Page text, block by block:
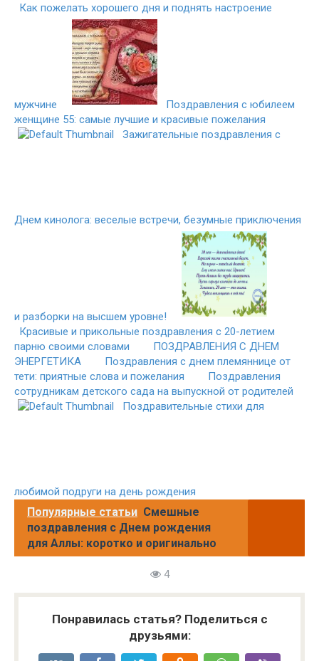
Как пожелать хорошего дня и поднять настроение
мужчине
Поздравления с юбилеем
женщине 55: самые лучшие и красивые пожелания
Зажигательные поздравления с
Днем кинолога: веселые встречи, безумные приключения
и разборки на высшем уровне!
Красивые и прикольные поздравления с 20-летием
парню своими словами
ПОЗДРАВЛЕНИЯ С ДНЕМ
ЭНЕРГЕТИКА
Поздравления с днем племяннице от
тети: приятные слова и пожелания
Поздравления
сотрудникам детского сада на выпускной от родителей
Поздравительные стихи для
любимой подруги на день рождения
Популярные статьи Смешные
поздравления с Днем рождения
для Аллы: коротко и оригинально
4
Понравилась статья? Поделиться с
друзьями: